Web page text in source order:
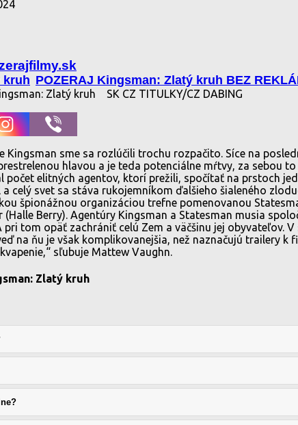
kruh POZERAJ Kingsman: Zlatý kruh BEZ
Zlatý kruh
SK CZ TITULKY/CZ DABING
Kingsman sme sa rozlúčili trochu rozpačito. Síce na
hlavou a je teda potenciálne mŕtvy, za sebou
počet elitných agentov, ktorí prežili, spočítať na prstoch
celý svet sa stáva rukojemníkom ďalšieho šialeného
špionážnou organizáciou trefne pomenovanou
(Halle Berry). Agentúry Kingsman a Statesman musia
tom opäť zachrániť celú Zem a väčšinu jej obyvateľov.
na ňu je však komplikovanejšia, než naznačujú trailery
sľubuje Mattew Vaughn.
Zlatý kruh